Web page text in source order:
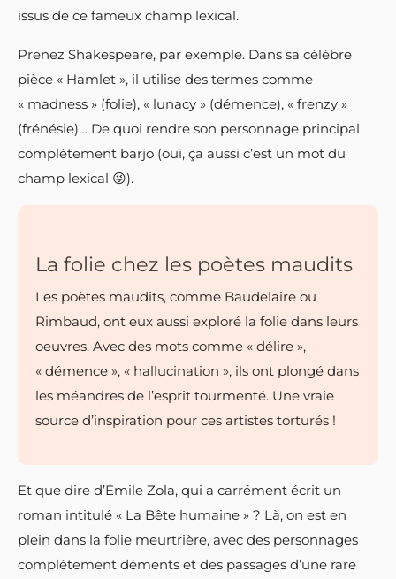
issus de ce fameux champ lexical.
Prenez Shakespeare, par exemple. Dans sa célèbre
pièce « Hamlet », il utilise des termes comme
« madness » (folie), « lunacy » (démence), « frenzy »
(frénésie)… De quoi rendre son personnage principal
complètement barjo (oui, ça aussi c’est un mot du
champ lexical 😜).
La folie chez les poètes maudits
Les poètes maudits, comme Baudelaire ou
Rimbaud, ont eux aussi exploré la folie dans leurs
oeuvres. Avec des mots comme « délire »,
« démence », « hallucination », ils ont plongé dans
les méandres de l’esprit tourmenté. Une vraie
source d’inspiration pour ces artistes torturés !
Et que dire d’Émile Zola, qui a carrément écrit un
roman intitulé « La Bête humaine » ? Là, on est en
plein dans la folie meurtrière, avec des personnages
complètement déments et des passages d’une rare